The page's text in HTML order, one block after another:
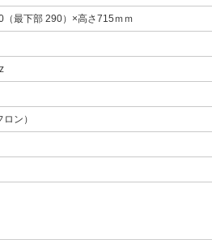
最下部 290）×高さ715ｍｍ
ン）